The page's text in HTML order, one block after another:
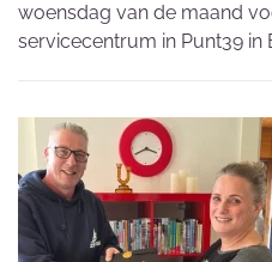
woensdag van de maand
servicecentrum in Punt39 in